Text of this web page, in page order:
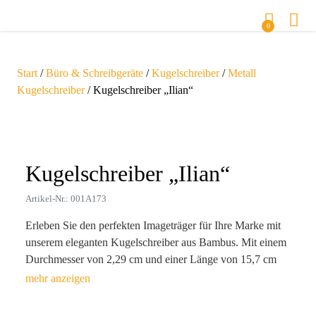
0
Start /Büro & Schreibgeräte /Kugelschreiber/Metall
Kugelschreiber/ Kugelschreiber „Ilian“
Kugelschreiber „Ilian“
Artikel-Nr.: 001A173
Erleben Sie den perfekten Imageträger für Ihre Marke mit
unserem eleganten Kugelschreiber aus Bambus. Mit einem
Durchmesser von 2,29 cm und einer Länge von 15,7 cm
vereint dieser B2B-Werbeartikel Funktionalität und